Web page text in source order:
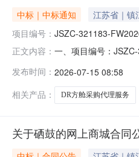
中标｜中标通知 江苏省｜镇
项目编号： JSZC-321183-
正文内容： 一、项目编号：
式：直选服务品目：
发布时间： 2026-07-15 08:58
相关产品：
DR方舱采购代理服务
关于硒鼓的网上商城合同